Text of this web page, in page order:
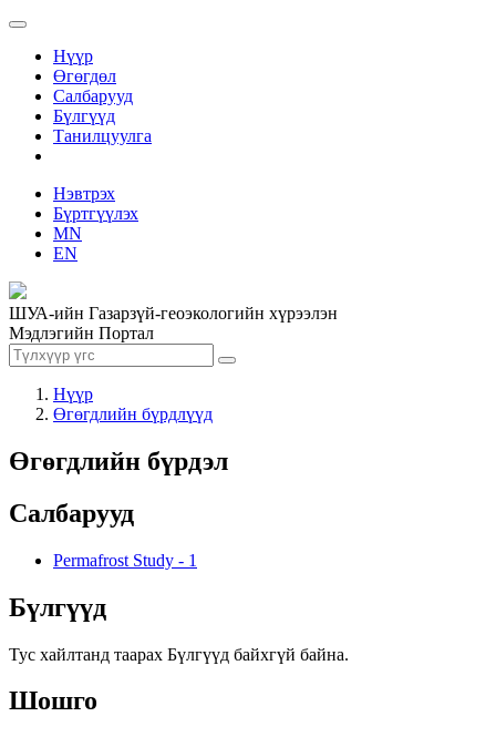
Нүүр
Өгөгдөл
Салбарууд
Бүлгүүд
Танилцуулга
Нэвтрэх
Бүртгүүлэх
MN
EN
ШУА-ийн Газарзүй-геоэкологийн хүрээлэн
Мэдлэгийн Портал
Нүүр
Өгөгдлийн бүрдлүүд
Өгөгдлийн бүрдэл
Салбарууд
Permafrost Study - 1
Бүлгүүд
Тус хайлтанд таарах Бүлгүүд байхгүй байна.
Шошго